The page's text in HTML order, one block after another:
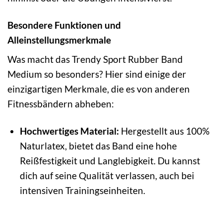
Besondere Funktionen und
Alleinstellungsmerkmale
Was macht das Trendy Sport Rubber Band
Medium so besonders? Hier sind einige der
einzigartigen Merkmale, die es von anderen
Fitnessbändern abheben:
Hochwertiges Material: Hergestellt aus 100%
Naturlatex, bietet das Band eine hohe
Reißfestigkeit und Langlebigkeit. Du kannst
dich auf seine Qualität verlassen, auch bei
intensiven Trainingseinheiten.